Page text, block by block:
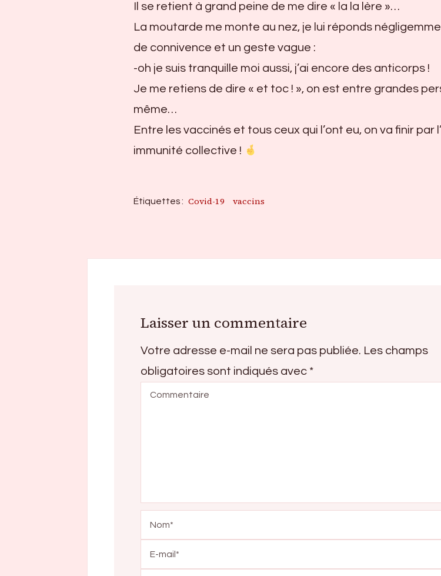
Il se retient à grand peine de me dire « la la lère »…
La moutarde me monte au nez, je lui réponds
de connivence et un geste vague :
-oh je suis tranquille moi aussi, j’ai encore des anticorps !
Je me retiens de dire « et toc ! », on est entre grandes
même…
Entre les vaccinés et tous ceux qui l’ont eu, on va finir par
immunité collective !
Étiquettes : Covid-19 vaccins
Laisser un commentaire
Votre adresse e-mail ne sera pas publiée. Les champs
obligatoires sont indiqués avec *